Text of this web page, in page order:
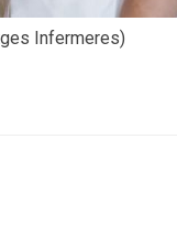
Infermeres)